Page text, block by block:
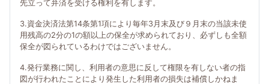
先立って弁済を受ける権利を有します。
3.資金決済法第14条第1項により毎年3月末及び９月末の当該未使
用残高の2分の1の額以上の保全が求められており、必ずしも全額
保全が図られているわけではございません。
4.発行業務に関し、利用者の意思に反して権限を有しない者の指
図が行われたことにより発生した利用者の損失は補償しかねま